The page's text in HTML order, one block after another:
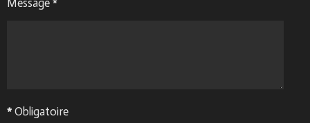
Message *
* Obligatoire